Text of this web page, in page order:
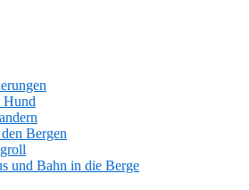
Hund
Bergen
und Bahn in die Berge